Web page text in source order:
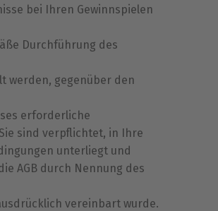
bei Ihren Gewinnspielen
Durchführung des
werden, gegenüber den
erforderliche
sind verpflichtet, in Ihre
unterliegt und
AGB durch Nennung des
vereinbart wurde.